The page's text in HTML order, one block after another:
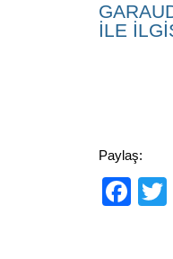
İLE
Paylaş: